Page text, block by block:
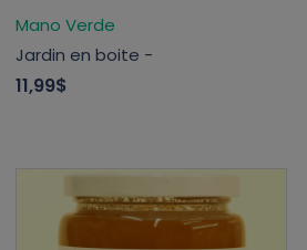
Mano Verde
Jardin en boite -
11,99$